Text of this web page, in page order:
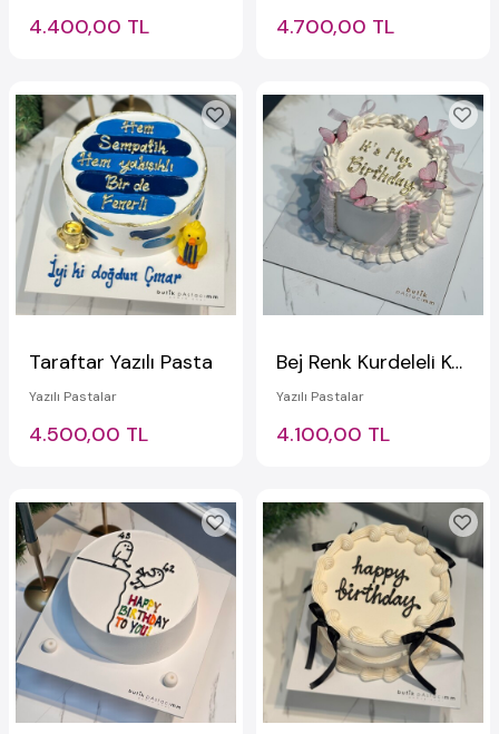
4.400,00 TL 4.700,00 TL
Taraftar Yazılı Pasta
Yazılı Pastalar
4.500,00 TL
Bej Renk Kurdeleli Kelebekli Pasta
Yazılı Pastalar
4.100,00 TL